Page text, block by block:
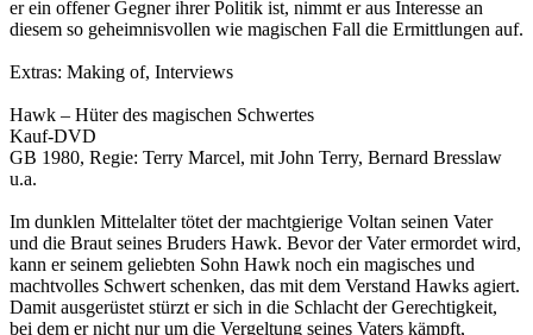
er ein offener Gegner ihrer Politik ist, nimmt er aus Interesse an
diesem so geheimnisvollen wie magischen Fall die Ermittlungen auf.
Extras: Making of, Interviews
Hawk – Hüter des magischen Schwertes
Kauf-DVD
GB 1980, Regie: Terry Marcel, mit John Terry, Bernard Bresslaw
u.a.
Im dunklen Mittelalter tötet der machtgierige Voltan seinen Vater
und die Braut seines Bruders Hawk. Bevor der Vater ermordet wird,
kann er seinem geliebten Sohn Hawk noch ein magisches und
machtvolles Schwert schenken, das mit dem Verstand Hawks agiert.
Damit ausgerüstet stürzt er sich in die Schlacht der Gerechtigkeit,
bei dem er nicht nur um die Vergeltung seines Vaters kämpft,